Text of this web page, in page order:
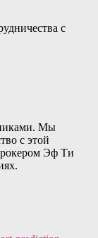
с
Мы
с этой
Эф Ти